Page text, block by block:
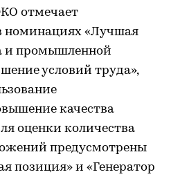
отмечает
номинациях «Лучшая
и промышленной
условий труда»,
качества
оценки количества
предусмотрены
позиция» и «Генератор